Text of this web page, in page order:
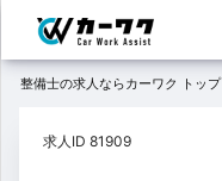
整備士の求人ならカーワク トップ
求人ID 81909